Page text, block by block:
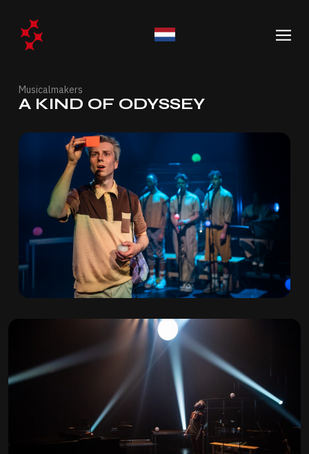
Musicalmakers
A KIND OF ODYSSEY